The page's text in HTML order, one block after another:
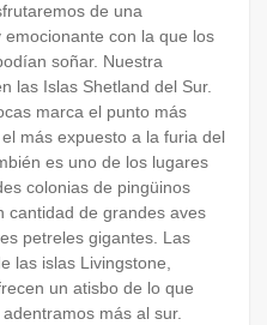
de una
con la que los
soñar. Nuestra
las Islas Shetland del Sur.
marca el punto más
más expuesto a la furia del
es uno de los lugares
colonias de pingüinos
cantidad de grandes aves
petreles gigantes. Las
las islas Livingstone,
un atisbo de lo que
más al sur.